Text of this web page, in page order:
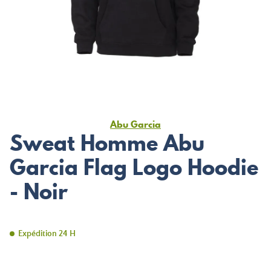
Abu Garcia
Sweat Homme Abu
Garcia Flag Logo Hoodie
- Noir
Expédition 24 H